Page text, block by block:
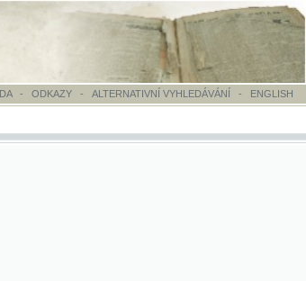
ALTERNATIVNÍ VYHLEDÁVÁNÍ- ENGLISH